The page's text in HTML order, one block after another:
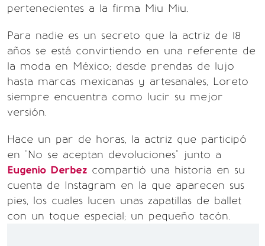
pertenecientes a la firma Miu Miu.
Para nadie es un secreto que la actriz de 18
años se está convirtiendo en una referente de
la moda en México; desde prendas de lujo
hasta marcas mexicanas y artesanales, Loreto
siempre encuentra como lucir su mejor
versión.
Hace un par de horas, la actriz que participó
en "No se aceptan devoluciones" junto a
Eugenio Derbez compartió una historia en su
cuenta de Instagram en la que aparecen sus
pies, los cuales lucen unas zapatillas de ballet
con un toque especial; un pequeño tacón.